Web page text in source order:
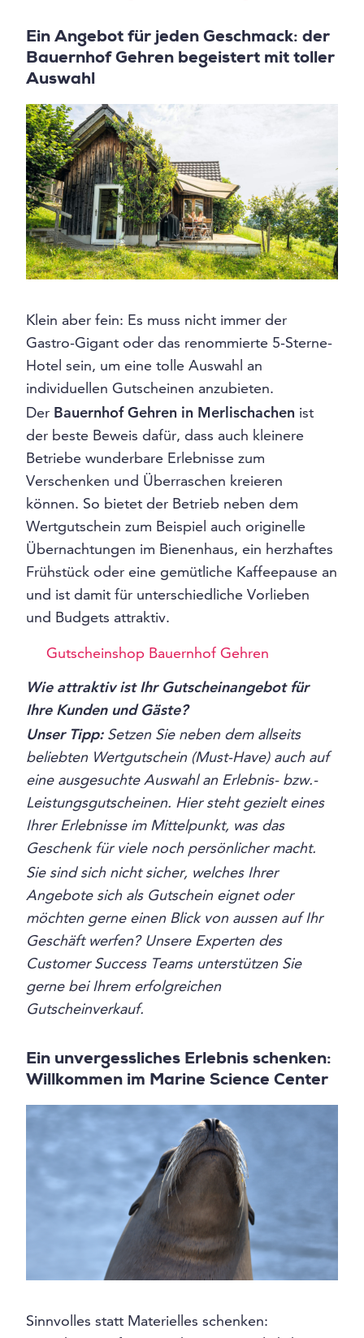
Ein Angebot für jeden Geschmack: der
Bauernhof Gehren begeistert mit toller
Auswahl
Klein aber fein: Es muss nicht immer der
Gastro-Gigant oder das renommierte 5-Sterne-
Hotel sein, um eine tolle Auswahl an
individuellen Gutscheinen anzubieten.
Der Bauernhof Gehren in Merlischachen ist
der beste Beweis dafür, dass auch kleinere
Betriebe wunderbare Erlebnisse zum
Verschenken und Überraschen kreieren
können. So bietet der Betrieb neben dem
Wertgutschein zum Beispiel auch originelle
Übernachtungen im Bienenhaus, ein herzhaftes
Frühstück oder eine gemütliche Kaffeepause an
und ist damit für unterschiedliche Vorlieben
und Budgets attraktiv.
Gutscheinshop Bauernhof Gehren
Wie attraktiv ist Ihr Gutscheinangebot für
Ihre Kunden und Gäste?
Unser Tipp:Setzen Sie neben dem allseits
beliebten Wertgutschein (Must-Have) auch auf
eine ausgesuchte Auswahl an Erlebnis- bzw.-
Leistungsgutscheinen. Hier steht gezielt eines
Ihrer Erlebnisse im Mittelpunkt, was das
Geschenk für viele noch persönlicher macht.
Sie sind sich nicht sicher, welches Ihrer
Angebote sich als Gutschein eignet oder
möchten gerne einen Blick von aussen auf Ihr
Geschäft werfen? Unsere Experten des
Customer Success Teams unterstützen Sie
gerne bei Ihrem erfolgreichen
Gutscheinverkauf.
Ein unvergessliches Erlebnis schenken:
Willkommen im Marine Science Center
Sinnvolles statt Materielles schenken: